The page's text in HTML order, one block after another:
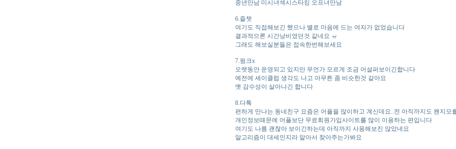
중년만남 미시녀섹시스타킹 오프녀만남
6.즐챗
여기도 직접해보긴 했으나 별로 마음에 드는 여자가 없었습니다
결과적으론 시간낭비였던것 같네요 ㅠ
그래도 해보실분들은 접속한번해보세요
7.윙크x
오랫동안 운영되고 있지만 무언가 모르게 조금 어설퍼보이긴합니다
예전에 세이클럽 생각도 나고 아무튼 좀 비슷한것 같아요
옛 감수성이 살아나긴 합니다
8.다톡
편하게 만나는 동네친구 요즘은 어플을 많이하고 계신데요..전 아직까지도 왠지모
개인정보때문에 어플보단 무료회원가입사이트를 많이 이용하는 편입니다
여기도 나름 괜찮아 보이긴하는데 아직까지 사용해보진 않았네요
알고리즘이 대세인지라 알아서 찾아주는가봐요